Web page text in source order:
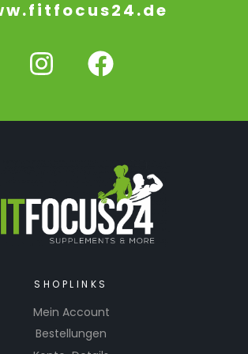
SHOPLINKS
Mein Account
Bestellungen